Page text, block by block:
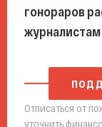
гонораров
Отписаться от
уточнить